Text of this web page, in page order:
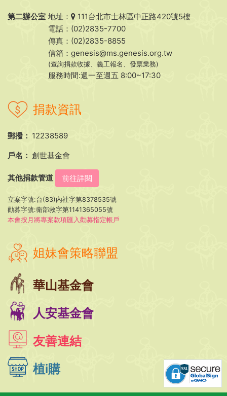
第二辦公室 地址：
111台北市士林區中正路420號5樓
電話：(02)2835-7700
傳真：(02)2835-8855
信箱： genesis@ms.genesis.org.tw
(查詢捐款收據、義工報名、發票業務)
服務時間:週一至週五 8:00~17:30
捐款資訊
郵撥： 12238589
戶名： 創世基金會
其他捐款管道 前往詳閱
立案字號:台(83)內社字第8378535號
勸募字號:衛部救字第1141365055號
本會按月將專案款項匯入勸募指定帳戶
姐妹會策略聯盟
華山基金會
人安基金會
友善連結
植i購